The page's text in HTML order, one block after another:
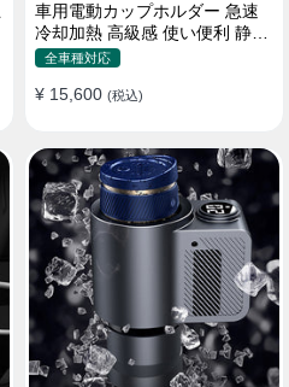
車用電動カップホルダー 急速
冷却加熱 高級感 使い便利 静音
収納 飲み物
全車種対応
¥ 15,600 (税込)